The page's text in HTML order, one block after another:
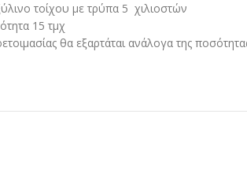
τοίχου με τρύπα 5 χιλιοστών
15 τμχ
θα εξαρτάται ανάλογα της